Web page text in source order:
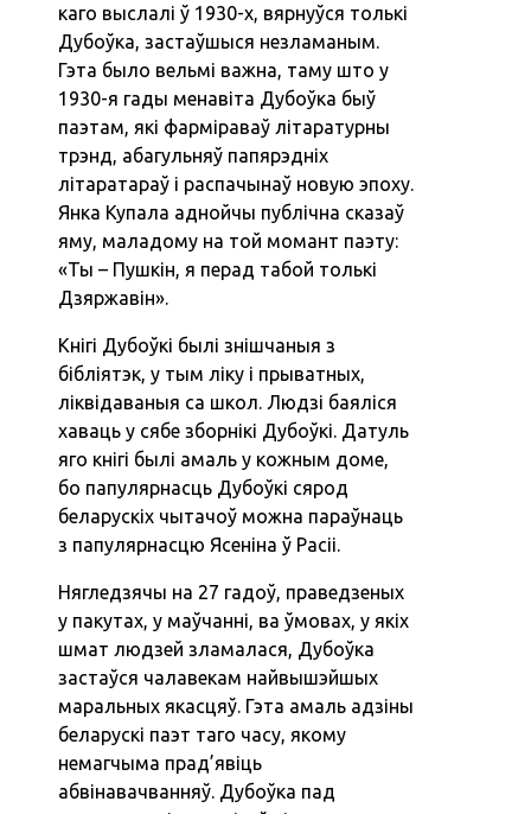
каго выслалі ў 1930-х, вярнуўся толькі
Дубоўка, застаўшыся незламаным.
Гэта было вельмі важна, таму што у
1930-я гады менавіта Дубоўка быў
паэтам, які фарміраваў літаратурны
трэнд, абагульняў папярэдніх
літаратараў і распачынаў новую эпоху.
Янка Купала аднойчы публічна сказаў
яму, маладому на той момант паэту:
«Ты – Пушкін, я перад табой толькі
Дзяржавін».
Кнігі Дубоўкі былі знішчаныя з
бібліятэк, у тым ліку і прыватных,
ліквідаваныя са школ. Людзі баяліся
хаваць у сябе зборнікі Дубоўкі. Датуль
яго кнігі былі амаль у кожным доме,
бо папулярнасць Дубоўкі сярод
беларускіх чытачоў можна параўнаць
з папулярнасцю Ясеніна ў Расіі.
Нягледзячы на 27 гадоў, праведзеных
у пакутах, у маўчанні, ва ўмовах, у якіх
шмат людзей зламалася, Дубоўка
застаўся чалавекам найвышэйшых
маральных якасцяў. Гэта амаль адзіны
беларускі паэт таго часу, якому
немагчыма прад’явіць
абвінавачванняў. Дубоўка пад